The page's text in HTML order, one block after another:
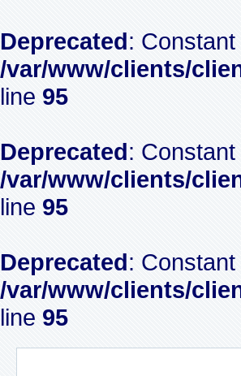
Deprecated:
/var/www/clients/
line 95
Deprecated:
/var/www/clients/
line 95
Deprecated:
/var/www/clients/
line 95